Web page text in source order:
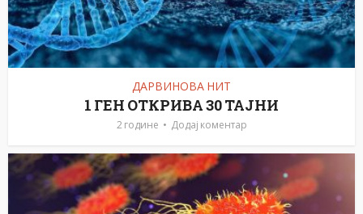
ДАРВИНОВА НИТ
1 ГЕН ОТКРИВА 30 ТАЈНИ
2 године Додај коментар